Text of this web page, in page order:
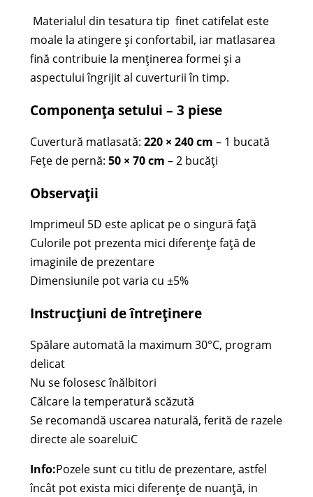
Materialul din tesatura tip finet catifelat este
moale la atingere și confortabil, iar matlasarea
fină contribuie la menținerea formei și a
aspectului îngrijit al cuverturii în timp.
Componența setului – 3 piese
Cuvertură matlasată: 220 × 240 cm – 1 bucată
Fețe de pernă: 50 × 70 cm – 2 bucăți
Observații
Imprimeul 5D este aplicat pe o singură față
Culorile pot prezenta mici diferențe față de
imaginile de prezentare
Dimensiunile pot varia cu ±5%
Instrucțiuni de întreținere
Spălare automată la maximum 30°C, program
delicat
Nu se folosesc înălbitori
Călcare la temperatură scăzută
Se recomandă uscarea naturală, ferită de razele
directe ale soareluiC
Info:Pozele sunt cu titlu de prezentare, astfel
încât pot exista mici diferențe de nuanță, in